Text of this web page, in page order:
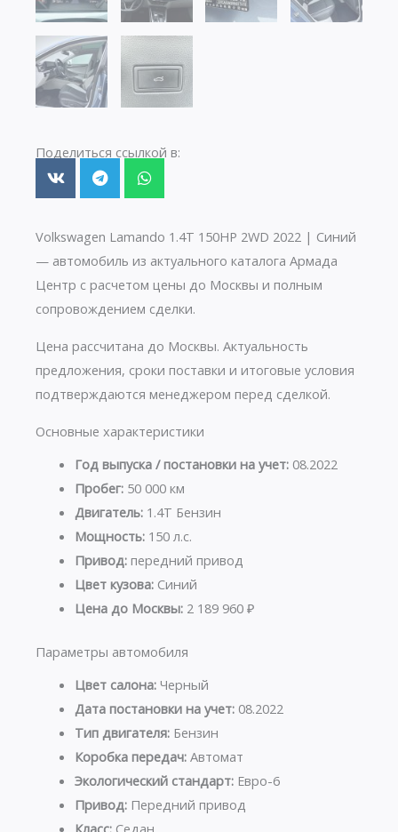
Поделиться ссылкой в:
Volkswagen Lamando 1.4T 150HP 2WD 2022 | Синий
— автомобиль из актуального каталога Армада
Центр с расчетом цены до Москвы и полным
сопровождением сделки.
Цена рассчитана до Москвы. Актуальность
предложения, сроки поставки и итоговые условия
подтверждаются менеджером перед сделкой.
Основные характеристики
Год выпуска / постановки на учет:08.2022
Пробег:50 000 км
Двигатель:1.4T Бензин
Мощность:150 л.с.
Привод:передний привод
Цвет кузова:Синий
Цена до Москвы:2 189 960 ₽
Параметры автомобиля
Цвет салона:Черный
Дата постановки на учет:08.2022
Тип двигателя:Бензин
Коробка передач:Автомат
Экологический стандарт:Евро-6
Привод:Передний привод
Класс:Седан